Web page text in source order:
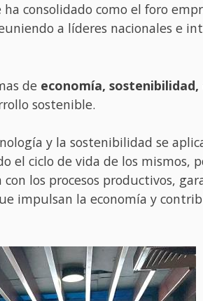
consolidado como el foro
a líderes nacionales e
de economía,
sostenible.
y la sostenibilidad se
el ciclo de vida de los mismos,
los procesos productivos,
impulsan la economía y